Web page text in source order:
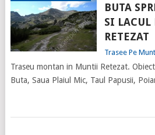
BUTA
SI
RETEZAT
Trasee Pe
Traseu montan in Muntii Retezat.
Buta, Saua Plaiul Mic, Taul Papusii,